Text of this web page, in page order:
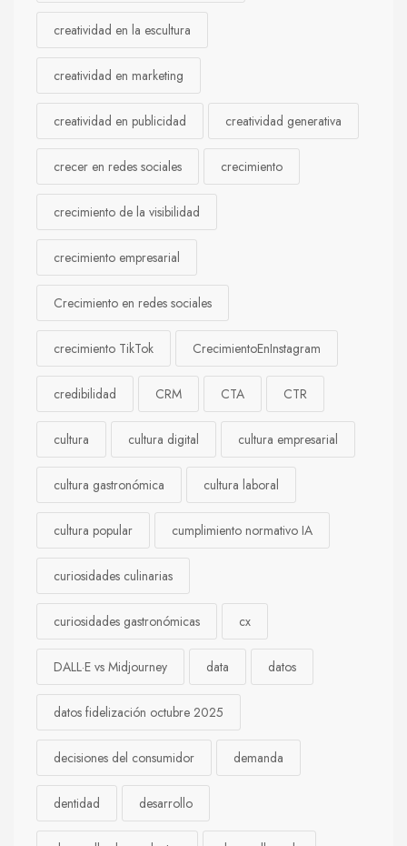
creatividad en la escultura
creatividad en marketing
creatividad en publicidad creatividad generativa
crecer en redes sociales crecimiento
crecimiento de la visibilidad
crecimiento empresarial
Crecimiento en redes sociales
crecimiento TikTok CrecimientoEnInstagram
credibilidad CRM CTA CTR
cultura cultura digital cultura empresarial
cultura gastronómica cultura laboral
cultura popular cumplimiento normativo IA
curiosidades culinarias
curiosidades gastronómicas cx
DALL·E vs Midjourney data datos
datos fidelización octubre 2025
decisiones del consumidor demanda
dentidad desarrollo